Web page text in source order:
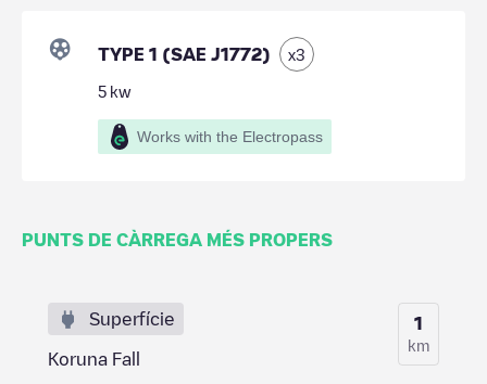
TYPE 1 (SAE J1772) x3
5 kw
Works with the Electropass
PUNTS DE CÀRREGA MÉS PROPERS
Superfície
Koruna Fall
1
km